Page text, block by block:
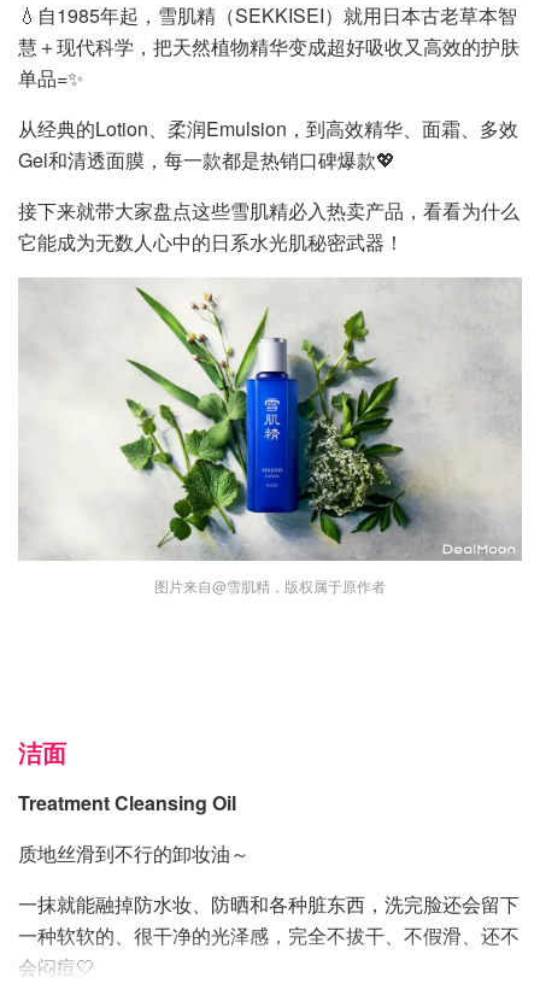
💧自1985年起，雪肌精（SEKKISEI）就用日本古老草本智
慧＋现代科学，把天然植物精华变成超好吸收又高效的护肤
单品=✨
从经典的Lotion、柔润Emulsion，到高效精华、面霜、多效
Gel和清透面膜，每一款都是热销口碑爆款💖
接下来就带大家盘点这些雪肌精必入热卖产品，看看为什么
它能成为无数人心中的日系水光肌秘密武器！
图片来自@雪肌精，版权属于原作者
洁面
Treatment Cleansing Oil
质地丝滑到不行的卸妆油～
一抹就能融掉防水妆、防晒和各种脏东西，洗完脸还会留下
一种软软的、很干净的光泽感，完全不拔干、不假滑、还不
会闷痘🤍